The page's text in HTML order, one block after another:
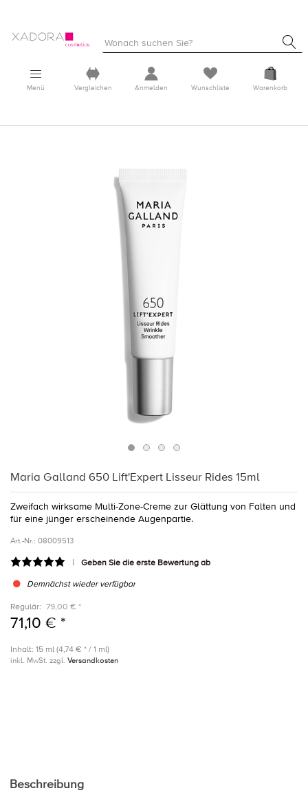
Menü Vergleichen Anmelden Wunschliste Warenkorb
Maria Galland 650 Lift'Expert Lisseur Rides 15ml
Zweifach wirksame Multi-Zone-Creme zur Glättung von Falten und
für eine jünger erscheinende Augenpartie.
Art.-Nr.: 08009513
Geben Sie die erste Bewertung ab
Demnächst wieder verfügbar
Regulär: 79,00 € *
71,10 € *
Inhalt: 15 ml (4,74 € * / 1 ml)
inkl. MwSt. zzgl. Versandkosten
Beschreibung